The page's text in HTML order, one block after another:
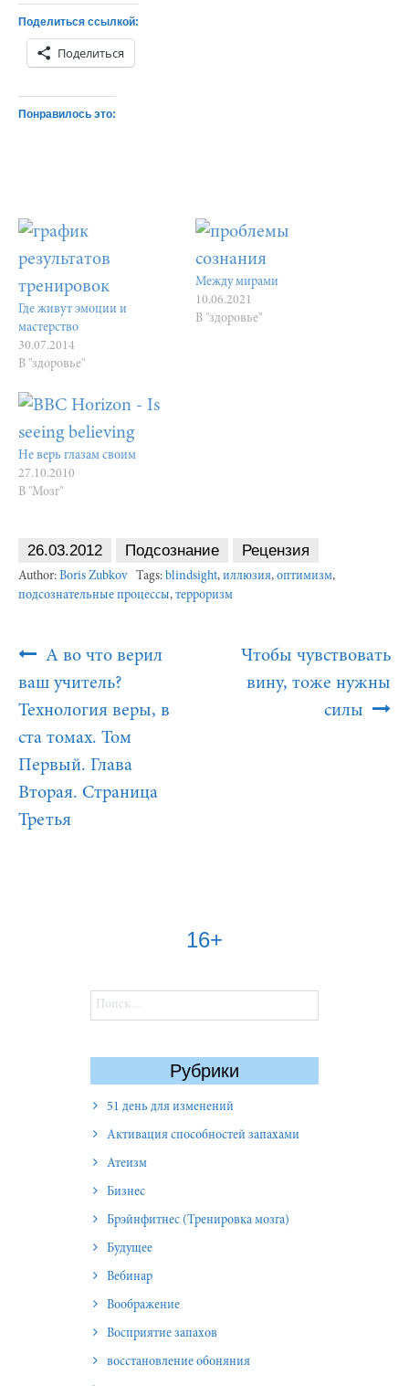
Поделиться ссылкой:
Поделиться
Понравилось это:
Где живут эмоции и
мастерство
30.07.2014
В "здоровье"
Между мирами
10.06.2021
В "здоровье"
Не верь глазам своим
27.10.2010
В "Мозг"
26.03.2012 Подсознание Рецензия
Author: Boris Zubkov Tags: blindsight, иллюзия, оптимизм,
подсознательные процессы, терроризм
Post
Navigation
А во что верил
ваш учитель?
Технология веры, в
ста томах. Том
Первый. Глава
Вторая. Страница
Третья
Чтобы чувствовать
вину, тоже нужны
силы
16+
Найти:
Рубрики
51 день для изменений
Активация способностей запахами
Атеизм
Бизнес
Брэйнфитнес (Тренировка мозга)
Будущее
Вебинар
Воображение
Восприятие запахов
восстановление обоняния